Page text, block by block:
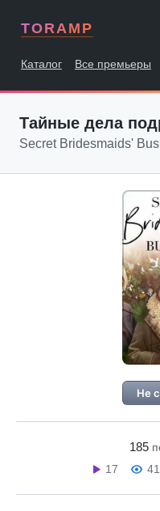
TORAMP
Каталог Все премьеры
Тайные дела
Secret Bridesmaids'
Не
185
17
41